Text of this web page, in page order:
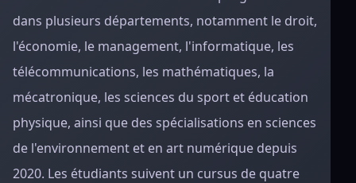
dans plusieurs départements, notamment le droit,
l'économie, le management, l'informatique, les
télécommunications, les mathématiques, la
mécatronique, les sciences du sport et éducation
physique, ainsi que des spécialisations en sciences
de l'environnement et en art numérique depuis
2020. Les étudiants suivent un cursus de quatre